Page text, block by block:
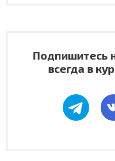
Подпишитесь
всегда в